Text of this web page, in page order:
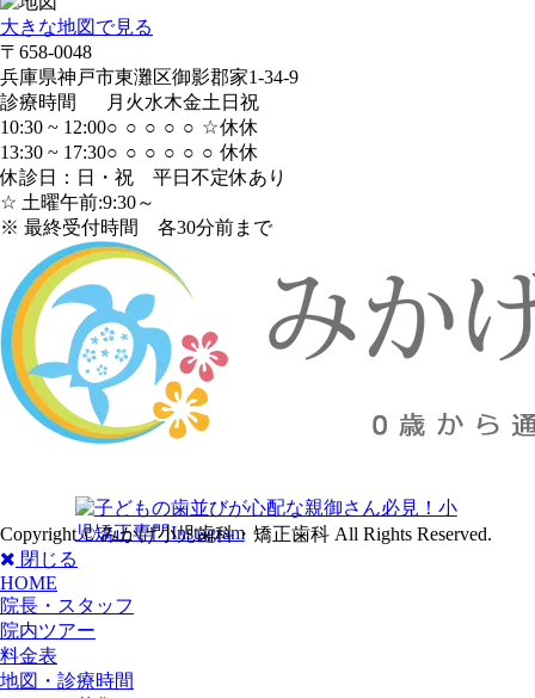
大きな地図で見る
〒658-0048
兵庫県神戸市東灘区御影郡家1-34-9
診療時間
月 火水木金土 日 祝
10:30 ~ 12:00○ ○ ○ ○ ○ ☆休休
13:30 ~ 17:30○ ○ ○ ○ ○ ○ 休休
休診日：日・祝 平日不定休あり
☆ 土曜午前:9:30～
※ 最終受付時間 各30分前まで
Copyright © みかげ小児歯科・矯正歯科 All Rights Reserved.
閉じる
HOME
院長・スタッフ
院内ツアー
料金表
地図・診療時間